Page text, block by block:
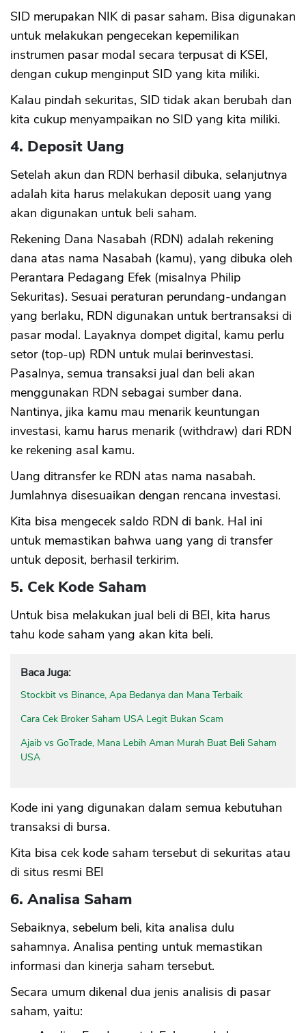
SID merupakan NIK di pasar saham. Bisa digunakan
untuk melakukan pengecekan kepemilikan
instrumen pasar modal secara terpusat di KSEI,
dengan cukup menginput SID yang kita miliki.
Kalau pindah sekuritas, SID tidak akan berubah dan
kita cukup menyampaikan no SID yang kita miliki.
4. Deposit Uang
Setelah akun dan RDN berhasil dibuka, selanjutnya
adalah kita harus melakukan deposit uang yang
akan digunakan untuk beli saham.
Rekening Dana Nasabah (RDN) adalah rekening
dana atas nama Nasabah (kamu), yang dibuka oleh
Perantara Pedagang Efek (misalnya Philip
Sekuritas). Sesuai peraturan perundang-undangan
yang berlaku, RDN digunakan untuk bertransaksi di
pasar modal. Layaknya dompet digital, kamu perlu
setor (top-up) RDN untuk mulai berinvestasi.
Pasalnya, semua transaksi jual dan beli akan
menggunakan RDN sebagai sumber dana.
Nantinya, jika kamu mau menarik keuntungan
investasi, kamu harus menarik (withdraw) dari RDN
ke rekening asal kamu.
Uang ditransfer ke RDN atas nama nasabah.
Jumlahnya disesuaikan dengan rencana investasi.
Kita bisa mengecek saldo RDN di bank. Hal ini
untuk memastikan bahwa uang yang di transfer
untuk deposit, berhasil terkirim.
5. Cek Kode Saham
Untuk bisa melakukan jual beli di BEI, kita harus
tahu kode saham yang akan kita beli.
Baca Juga:
Stockbit vs Binance, Apa Bedanya dan Mana Terbaik
Cara Cek Broker Saham USA Legit Bukan Scam
Ajaib vs GoTrade, Mana Lebih Aman Murah Buat Beli Saham
USA
Kode ini yang digunakan dalam semua kebutuhan
transaksi di bursa.
Kita bisa cek kode saham tersebut di sekuritas atau
di situs resmi BEI
6. Analisa Saham
Sebaiknya, sebelum beli, kita analisa dulu
sahamnya. Analisa penting untuk memastikan
informasi dan kinerja saham tersebut.
Secara umum dikenal dua jenis analisis di pasar
saham, yaitu: